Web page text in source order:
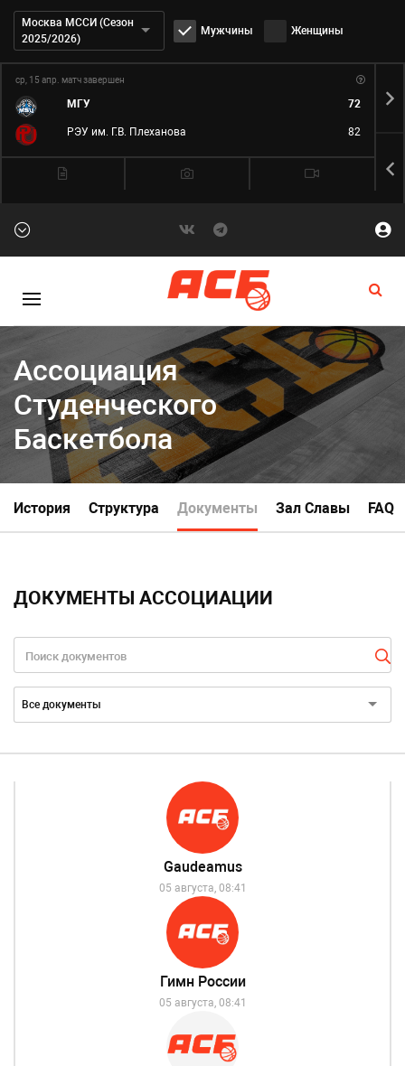
Дивизион:
Москва МССИ (Сезон
2025/2026)
Мужчины Женщины
ср, 15 апр. матч завершен
МГУ 72
РЭУ им. Г.В. Плеханова 82
Ассоциация
Студенческого
Баскетбола
История Структура Документы Зал Славы FAQ
ДОКУМЕНТЫ АССОЦИАЦИИ
Категория документов:
Все документы
Gaudeamus
05 августа, 08:41
Гимн России
05 августа, 08:41